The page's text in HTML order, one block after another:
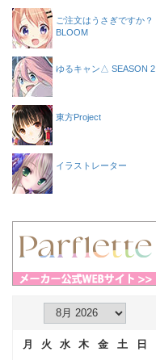
ご注文はうさぎですか？
BLOOM
ゆるキャン△ SEASON 2
東方Project
イラストレーター
月 火 水 木 金 土
日